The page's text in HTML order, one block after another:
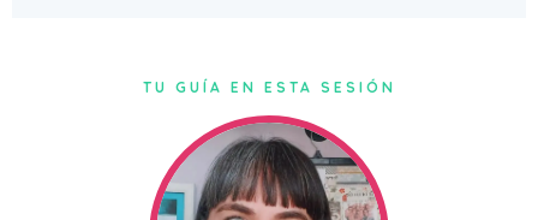
TU GUÍA EN ESTA SESIÓN